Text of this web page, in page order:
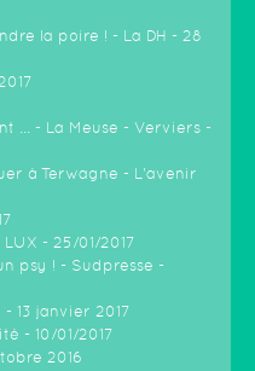
la poire ! - La DH - 28
... - La Meuse - Verviers -
à Terwagne - L'avenir
- 25/01/2017
psy ! - Sudpresse -
- 13 janvier 2017
- 10/01/2017
2016